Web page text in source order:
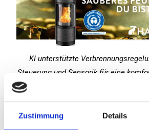
Zustimmung Details
KI unterstützte
Steuerung und Sensorik für eine